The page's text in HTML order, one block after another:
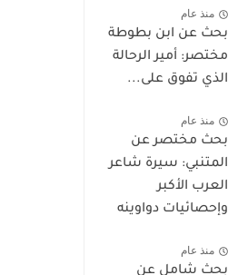
منذ عام
بحث عن ابن بطوطة
مختصر: أمير الرحالة
الذي تفوق على...
منذ عام
بحث مختصر عن
المتنبي: سيرة شاعر
العرب الأكبر
وإحصائيات دواوينه
منذ عام
بحث شامل عن